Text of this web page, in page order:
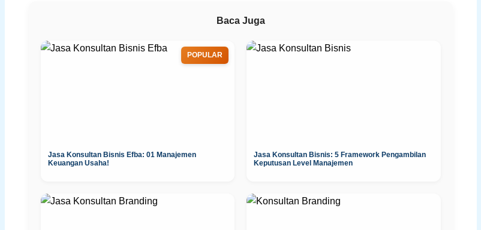
Baca Juga
POPULAR
Jasa Konsultan Bisnis Efba: 01 Manajemen
Keuangan Usaha!
Jasa Konsultan Bisnis: 5 Framework Pengambilan
Keputusan Level Manajemen